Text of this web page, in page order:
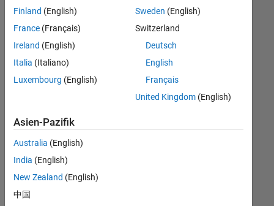
Suchkriterien
weiter
fassen
oder
alle
Stellenangebote
anzeigen .
noch
keine
offenen
Stellen
können,
Finland (English)
France (Français)
Ireland (English)
Italia (Italiano)
Luxembourg (English)
Sweden (English)
Switzerland
Deutsch
English
Français
United Kingdom(English)
Asien-Pazifik
Australia (English)
India (English)
New Zealand (English)
中国